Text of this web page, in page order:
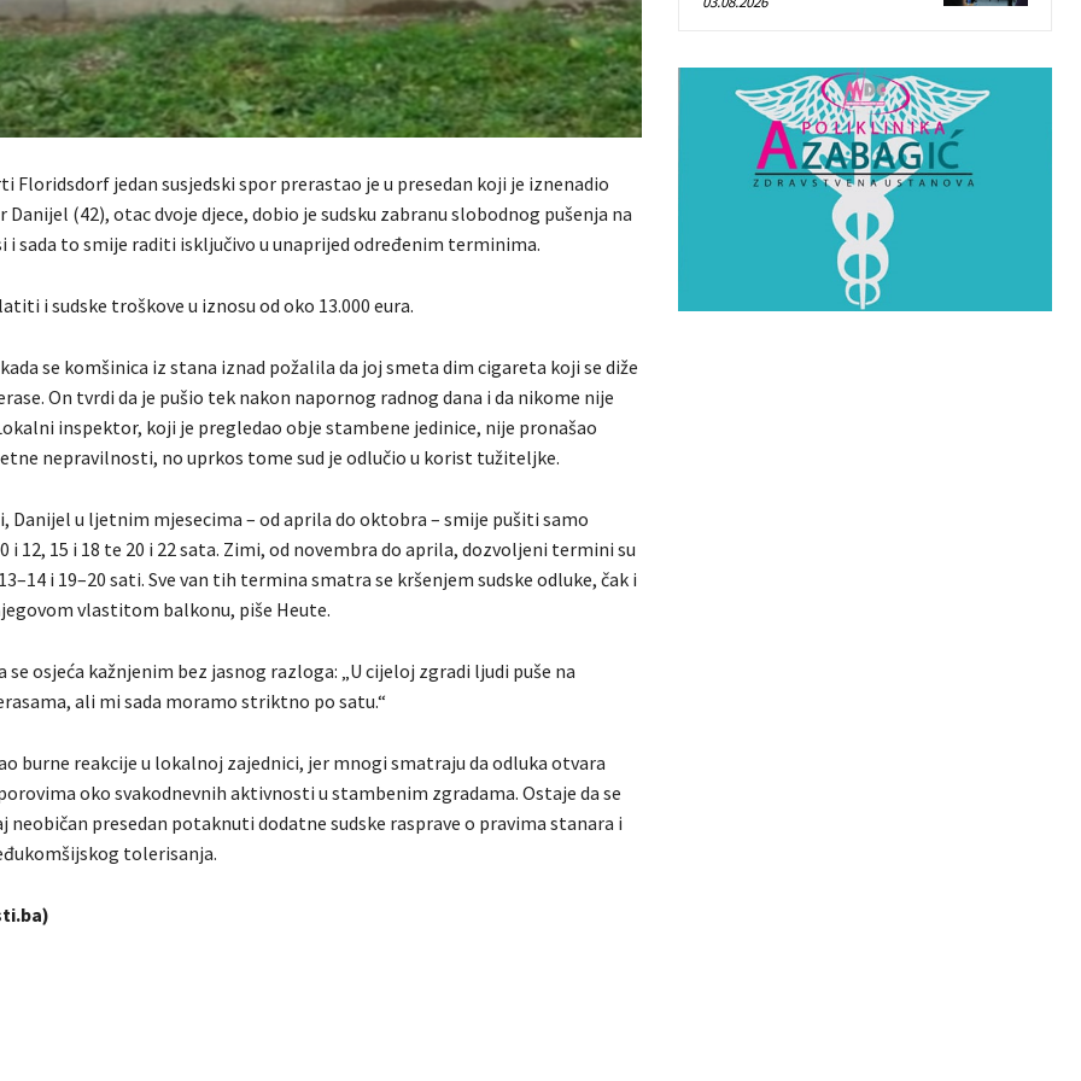
Floridsdorf jedan susjedski spor prerastao je u presedan koji je iznenadio
Danijel (42), otac dvoje djece, dobio je sudsku zabranu slobodnog pušenja na
sada to smije raditi isključivo u unaprijed određenim terminima.
i sudske troškove u iznosu od oko 13.000 eura.
se komšinica iz stana iznad požalila da joj smeta dim cigareta koji se diže
On tvrdi da je pušio tek nakon napornog radnog dana i da nikome nije
inspektor, koji je pregledao obje stambene jedinice, nije pronašao
nepravilnosti, no uprkos tome sud je odlučio u korist tužiteljke.
Danijel u ljetnim mjesecima – od aprila do oktobra – smije pušiti samo
i 12, 15 i 18 te 20 i 22 sata. Zimi, od novembra do aprila, dozvoljeni termini su
i 19–20 sati. Sve van tih termina smatra se kršenjem sudske odluke, čak i
vlastitom balkonu, piše Heute.
se osjeća kažnjenim bez jasnog razloga: „U cijeloj zgradi ljudi puše na
ali mi sada moramo striktno po satu.“
burne reakcije u lokalnoj zajednici, jer mnogi smatraju da odluka otvara
oko svakodnevnih aktivnosti u stambenim zgradama. Ostaje da se
neobičan presedan potaknuti dodatne sudske rasprave o pravima stanara i
tolerisanja.